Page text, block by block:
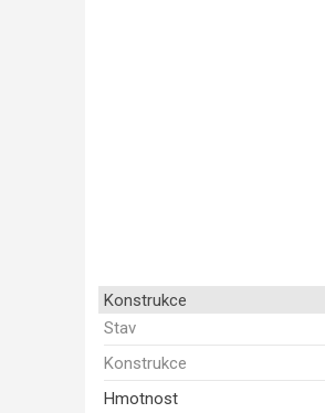
Konstrukce
Stav
Konstrukce
Hmotnost